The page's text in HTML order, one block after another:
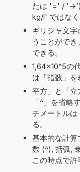
たは '=' / '-
kg/l' ではな
ギリシャ文
うことがで
できる。
1,64×10^5の
は「指数」を
平方」と「立
「^」を省略
チメートルは
る。
基本的な計
数 (^), 括弧,
この時点で